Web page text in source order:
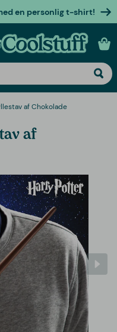
en personlig t-shirt!
Personlige gaver
af Chokolade
af